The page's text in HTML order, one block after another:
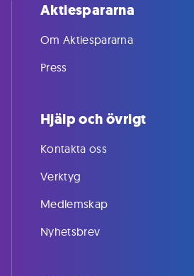
Aktiespararna
Om Aktiespararna
Press
Hjälp och övrigt
Kontakta oss
Verktyg
Medlemskap
Nyhetsbrev